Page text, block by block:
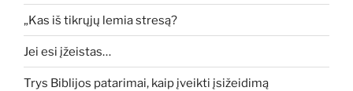
„Kas iš tikrųjų lemia stresą?
Jei esi įžeistas…
Trys Biblijos patarimai, kaip įveikti įsižeidimą